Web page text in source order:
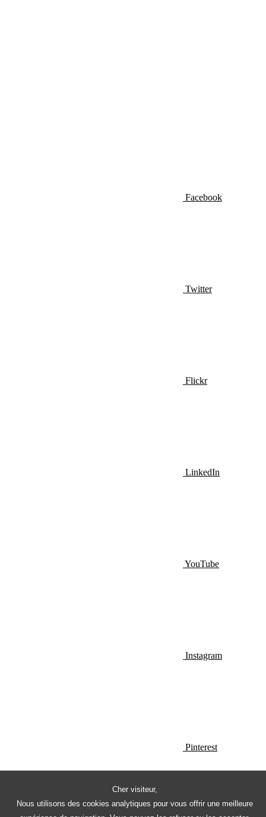
Cher visiteur,
Nous utilisons des cookies analytiques pour vous offrir une meilleure
Facebook
Twitter
Flickr
LinkedIn
YouTube
Instagram
Pinterest